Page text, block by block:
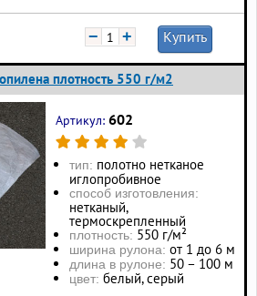
− + Купить
плотность 550 г/м2
Артикул: 602
тип: полотно нетканое
иглопробивное
способ изготовления:
нетканый,
термоскрепленный
плотность: 550 г/м²
ширина рулона: от 1 до 6 м
длина в рулоне: 50 – 100 м
цвет: белый, серый